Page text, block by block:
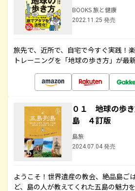
BOOKS 旅と健康
2022.11.25 発売
旅先で、近所で、自宅で今すぐ実践！
トレーニングを「地球の歩き方」が最
０１ 地球の歩
島 ４訂版
島旅
2024.07.04 発売
ようこそ！世界遺産の教会、絶品島ご
ど、島の人が教えてくれた五島の魅力